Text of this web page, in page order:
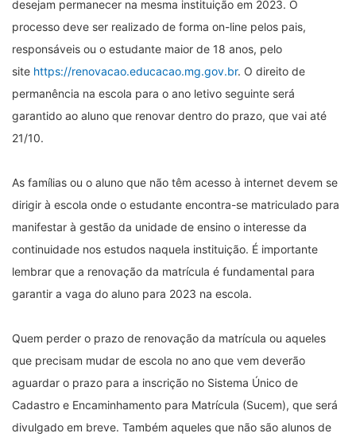
desejam permanecer na mesma instituição em 2023. O
processo deve ser realizado de forma on-line pelos pais,
responsáveis ou o estudante maior de 18 anos, pelo
site https://renovacao.educacao.mg.gov.br. O direito de
permanência na escola para o ano letivo seguinte será
garantido ao aluno que renovar dentro do prazo, que vai até
21/10.
As famílias ou o aluno que não têm acesso à internet devem se
dirigir à escola onde o estudante encontra-se matriculado para
manifestar à gestão da unidade de ensino o interesse da
continuidade nos estudos naquela instituição. É importante
lembrar que a renovação da matrícula é fundamental para
garantir a vaga do aluno para 2023 na escola.
Quem perder o prazo de renovação da matrícula ou aqueles
que precisam mudar de escola no ano que vem deverão
aguardar o prazo para a inscrição no Sistema Único de
Cadastro e Encaminhamento para Matrícula (Sucem), que será
divulgado em breve. Também aqueles que não são alunos de